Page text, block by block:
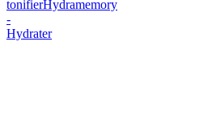
tonifierHydramemory
-
Hydrater